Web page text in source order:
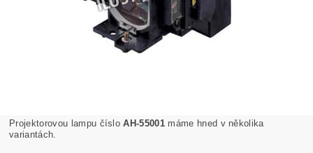
Projektorovou lampu čísloAH-55001máme hned v několika
variantách.